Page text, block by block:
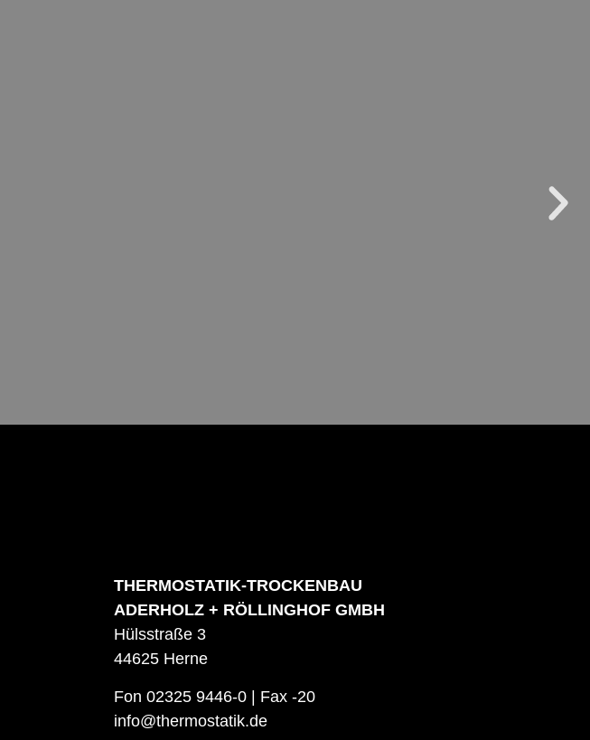
THERMOSTATIK-TROCKENBAU
ADERHOLZ + RÖLLINGHOF GMBH
Hülsstraße 3
44625 Herne
Fon 02325 9446-0 | Fax -20
info@thermostatik.de